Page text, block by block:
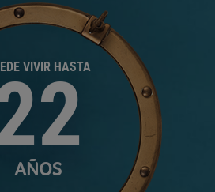
VIVIR HASTA
AÑOS